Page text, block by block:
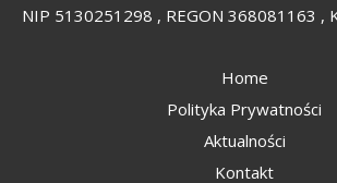
NIP 5130251298 , REGON 368081163 ,
Home
Polityka Prywatności
Aktualności
Kontakt